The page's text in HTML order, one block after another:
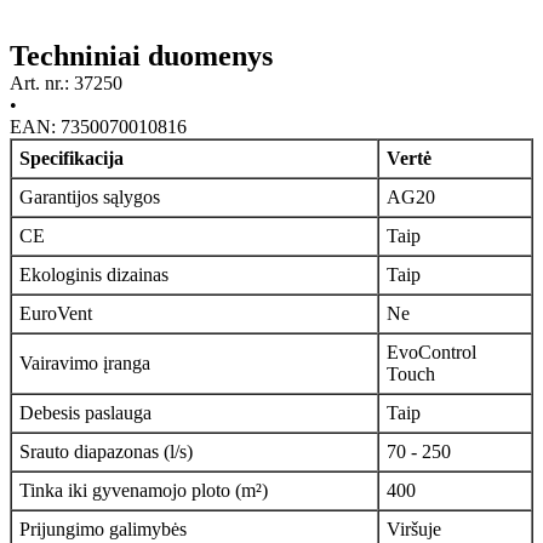
Techniniai duomenys
Art. nr.: 37250
•
EAN: 7350070010816
Specifikacija
Vertė
Garantijos sąlygos
AG20
CE
Taip
Ekologinis dizainas
Taip
EuroVent
Ne
Vairavimo įranga
EvoControl
Touch
Debesis paslauga
Taip
Srauto diapazonas (l/s)
70 - 250
Tinka iki gyvenamojo ploto (m²)
400
Prijungimo galimybės
Viršuje